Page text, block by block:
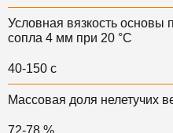
Условная вязкость основы
сопла 4 мм при 20 °С
40-150 с
Массовая доля нелетучих
72-78 %